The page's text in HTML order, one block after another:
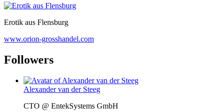
Erotik aus Flensburg
www.orion-grosshandel.com
Followers
Alexander van der Steeg
CTO @ EntekSystems GmbH